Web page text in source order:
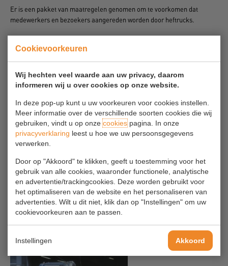
Cookievoorkeuren
Wij hechten veel waarde aan uw privacy, daarom
informeren wij u over cookies op onze website.
In deze pop-up kunt u uw voorkeuren voor cookies instellen.
Meer informatie over de verschillende soorten cookies die wij
gebruiken, vindt u op onzecookiespagina. In onze
privacyverklaring leest u hoe we uw persoonsgegevens
verwerken.
Door op "Akkoord" te klikken, geeft u toestemming voor het
gebruik van alle cookies, waaronder functionele, analytische
en advertentie/trackingcookies. Deze worden gebruikt voor
het optimaliseren van de website en het personaliseren van
advertenties. Wilt u dit niet, klik dan op "Instellingen" om uw
cookievoorkeuren aan te passen.
Instellingen Akkoord
Er is een pakket van maatregelen genomen om te voorkomen dat
medewerkers en bezoekers aangereden worden door heftrucks.
Door op de vloer belijning aan te brengen is gezorgd dat duidelijk
voor de heftruckroutes is gele belijning toegepast.
Het is verboden in de aangegeven zones materialen achter te
Op hoeken is een hekwerk aangebracht als fysieke scheiding
tussen voetgangerpad en heftruckdoorgang.
Alle hoeken die onoverzichtelijk zijn zijn uitgerust met een bolle
spiegel.
een transportroute met dwarsverkeer, is een hekwerk geplaatst
zodat voetgangers niet direct rechtdoor kunnen lopen. Dit om te
voorkomen dat voetgangers onverhoopt op de rijbaan van
transportverkeer stappen. Het hek staat parallel aan de
transportroute en loopt ten minste 1 meter door aan de linker-
en rechterzijde van de deur/gang.
Medewerkers dragen reflecterende kleding.
De heftruck heeft een zwaailicht en geluidsignaal.